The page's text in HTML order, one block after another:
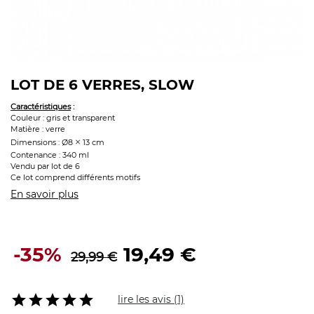
LOT DE 6 VERRES, SLOW
Caractéristiques:
Couleur : gris et transparent
Matière : verre
Dimensions : Ø8 × 13 cm
Contenance : 340 ml
Vendu par lot de 6
Ce lot comprend différents motifs
En savoir plus
-35% 29,99 € 19,49 €
 lire les avis (1)